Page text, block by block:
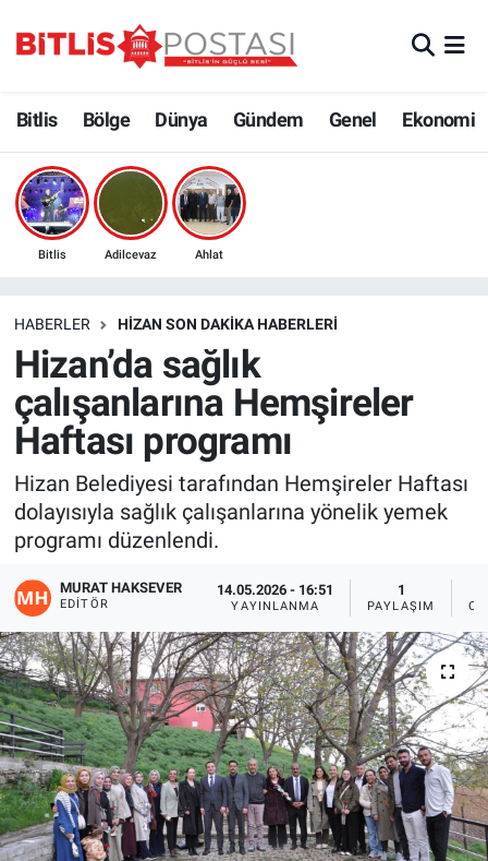
Bitlis Bölge Dünya Gündem Genel Ekonomi
Bitlis Adilcevaz Ahlat
HABERLER HIZAN SON DAKIKA HABERLERI
Hizan’da sağlık
çalışanlarına Hemşireler
Haftası programı
Hizan Belediyesi tarafından Hemşireler Haftası
dolayısıyla sağlık çalışanlarına yönelik yemek
programı düzenlendi.
MURAT HAKSEVER
EDITÖR
14.05.2026 - 16:51
YAYINLANMA
1
PAYLAŞIM
Bölge
Çevre
Eğitim
Ekonomi
Genel
Gündem
Kültür-Sanat
Magazin
Politika
Resmi İlanlar
Sağlık
Bitlis Trafik Yoğunluk Haritası
Süper Lig Puan Durumu ve Fikstür
Son Dakika Haberleri
Haber Arşivi